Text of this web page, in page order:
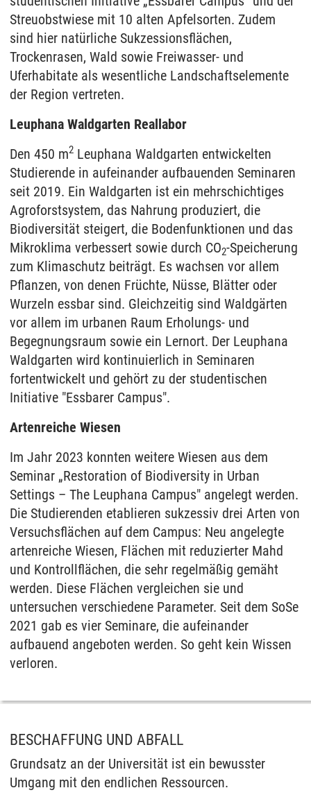
Streuobstwiese mit 10 alten Apfelsorten. Zudem
sind hier natürliche Sukzessionsflächen,
Trockenrasen, Wald sowie Freiwasser- und
Uferhabitate als wesentliche Landschaftselemente
der Region vertreten.
Leuphana Waldgarten Reallabor
Den 450 m2 Leuphana Waldgarten entwickelten
Studierende in aufeinander aufbauenden Seminaren
seit 2019. Ein Waldgarten ist ein mehrschichtiges
Agroforstsystem, das Nahrung produziert, die
Biodiversität steigert, die Bodenfunktionen und das
Mikroklima verbessert sowie durch CO2-Speicherung
zum Klimaschutz beiträgt. Es wachsen vor allem
Pflanzen, von denen Früchte, Nüsse, Blätter oder
Wurzeln essbar sind. Gleichzeitig sind Waldgärten
vor allem im urbanen Raum Erholungs- und
Begegnungsraum sowie ein Lernort. Der Leuphana
Waldgarten wird kontinuierlich in Seminaren
fortentwickelt und gehört zu der studentischen
Initiative "Essbarer Campus".
Artenreiche Wiesen
Im Jahr 2023 konnten weitere Wiesen aus dem
Seminar „Restoration of Biodiversity in Urban
Settings – The Leuphana Campus" angelegt werden.
Die Studierenden etablieren sukzessiv drei Arten von
Versuchsflächen auf dem Campus: Neu angelegte
artenreiche Wiesen, Flächen mit reduzierter Mahd
und Kontrollflächen, die sehr regelmäßig gemäht
werden. Diese Flächen vergleichen sie und
untersuchen verschiedene Parameter. Seit dem SoSe
2021 gab es vier Seminare, die aufeinander
aufbauend angeboten werden. So geht kein Wissen
verloren.
BESCHAFFUNG UND ABFALL
Grundsatz an der Universität ist ein bewusster
Umgang mit den endlichen Ressourcen.